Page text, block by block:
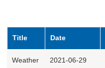
Title Date
Weather
2021-06-29